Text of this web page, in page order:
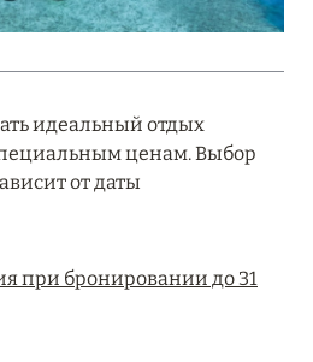
ПО ОТЕЛЮ WALDORF
ITHAAFUSHI, МАЛЬДИВЫ
идеальный отдых
ценам. Выбор
от даты
при бронировании до 31